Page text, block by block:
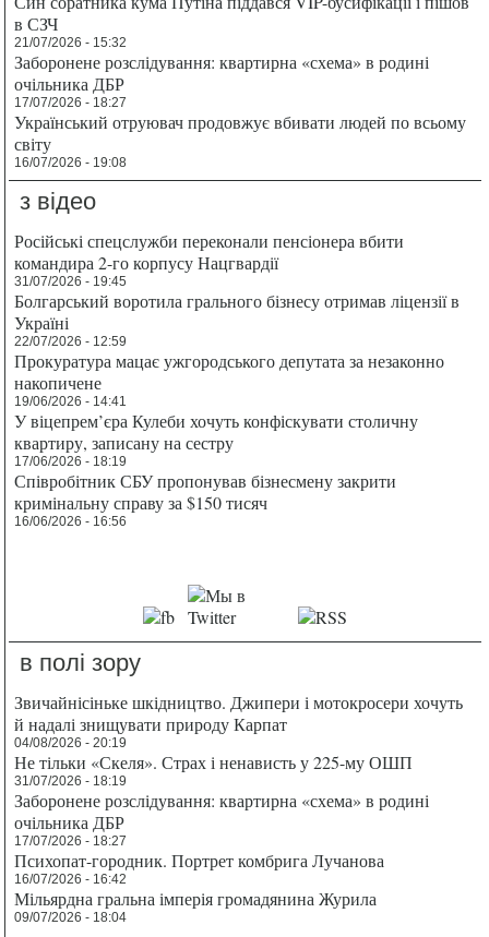
в СЗЧ
21/07/2026 - 15:32
Заборонене розслідування: квартирна «схема» в родині
очільника ДБР
17/07/2026 - 18:27
Український отруювач продовжує вбивати людей по всьому
світу
16/07/2026 - 19:08
з відео
Російські спецслужби переконали пенсіонера вбити
командира 2-го корпусу Нацгвардії
31/07/2026 - 19:45
Болгарський воротила грального бізнесу отримав ліцензії в
Україні
22/07/2026 - 12:59
Прокуратура мацає ужгородського депутата за незаконно
накопичене
19/06/2026 - 14:41
У віцепрем’єра Кулеби хочуть конфіскувати столичну
квартиру, записану на сестру
17/06/2026 - 18:19
Співробітник СБУ пропонував бізнесмену закрити
кримінальну справу за $150 тисяч
16/06/2026 - 16:56
в полі зору
Звичайнісіньке шкідництво. Джипери і мотокросери хочуть
й надалі знищувати природу Карпат
04/08/2026 - 20:19
Не тільки «Скеля». Страх і ненависть у 225-му ОШП
31/07/2026 - 18:19
Заборонене розслідування: квартирна «схема» в родині
очільника ДБР
17/07/2026 - 18:27
Психопат-городник. Портрет комбрига Лучанова
16/07/2026 - 16:42
Мільярдна гральна імперія громадянина Журила
09/07/2026 - 18:04